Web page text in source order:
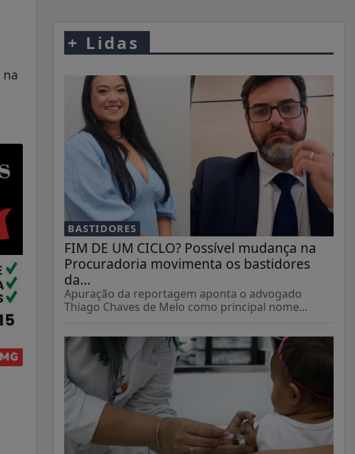
na
+ Lidas
BASTIDORES
FIM DE UM CICLO? Possível mudança na
Procuradoria movimenta os bastidores
da...
Apuração da reportagem aponta o advogado
Thiago Chaves de Melo como principal nome...